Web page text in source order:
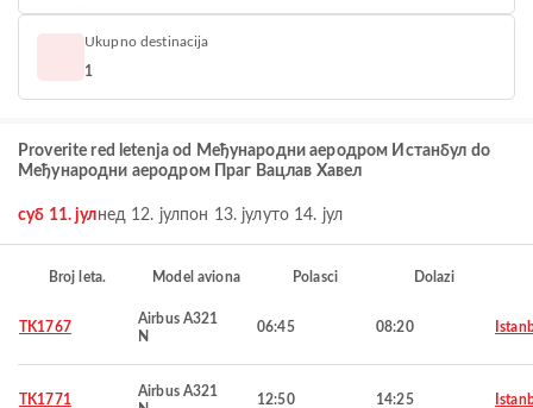
Ukupno destinacija
1
Proverite red letenja od Међународни аеродром Истанбул do
Међународни аеродром Праг Вацлав Хавел
суб 11. јулнед 12. јулпон 13. јулуто 14. јул
Broj leta. Model aviona Polasci Dolazi
TK1767
Airbus A321
N
06:45 08:20
TK1771
Airbus A321
12:50 14:25